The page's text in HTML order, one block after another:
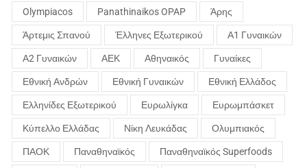
Olympiacos Panathinaikos OPAP Άρης
Άρτεμις Σπανού Έλληνες Εξωτερικού Α1 Γυναικών
Α2 Γυναικών ΑΕΚ Αθηναικός Γυναίκες
Εθνική Ανδρών Εθνική Γυναικών Εθνική Ελλάδος
Ελληνίδες Εξωτερικού Ευρωλίγκα Ευρωμπάσκετ
Κύπελλο Ελλάδας Νίκη Λευκάδας Ολυμπιακός
ΠΑΟΚ Παναθηναϊκός Παναθηναϊκός Superfoods